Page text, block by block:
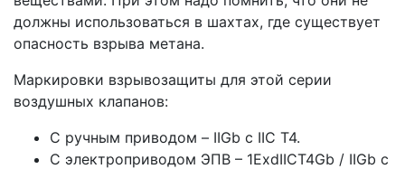
должны использоваться в шахтах, где существует
опасность взрыва метана.
Маркировки взрывозащиты для этой серии
воздушных клапанов:
С ручным приводом – IIGb c IIC T4.
С электроприводом ЭПВ – 1ExdIICT4Gb / IIGb c